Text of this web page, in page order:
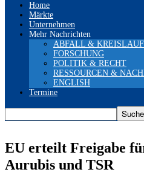
Home
Märkte
Unternehmen
Mehr Nachrichten
ABFALL &
FORSCHUNG
POLITIK & RECHT
RESSOURCEN &
ENGLISH
Termine
EU erteilt Freigabe
Aurubis und TSR